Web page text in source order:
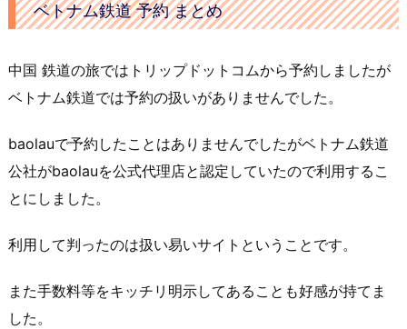
ベトナム鉄道 予約 まとめ
中国 鉄道の旅ではトリップドットコムから予約しましたが
ベトナム鉄道では予約の扱いがありませんでした。
baolauで予約したことはありませんでしたがベトナム鉄道
公社がbaolauを公式代理店と認定していたので利用するこ
とにしました。
利用して判ったのは扱い易いサイトということです。
また手数料等をキッチリ明示してあることも好感が持てま
した。